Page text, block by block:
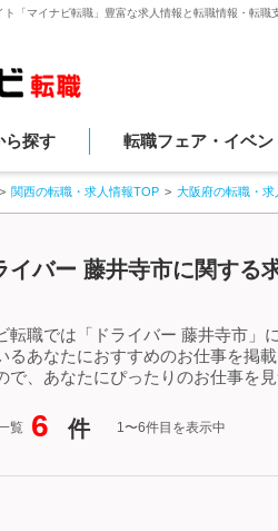
「マイナビ転職」豊富な求人情報と転職情報・転職
ら探す 転職フェア・イベン
関西の転職・求人情報TOP 大阪府の転職・
イバー 藤井寺市に関する
転職では「ドライバー 藤井寺市」
るあなたにおすすめのお仕事を掲
で、あなたにぴったりのお仕事を
覧 6 件 1〜6件目を表示中